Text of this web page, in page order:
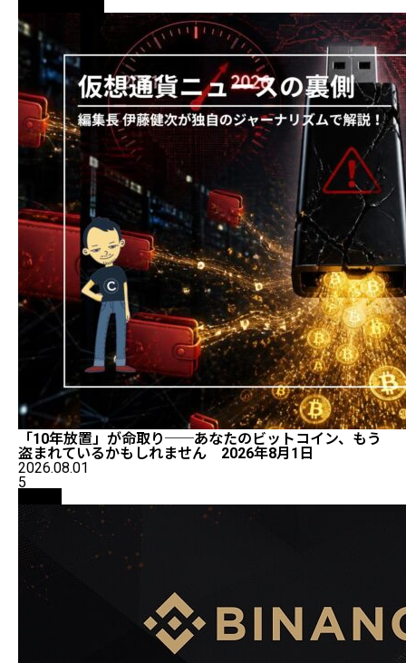
「10年放置」が命取り──あなたのビットコイン、もう
盗まれているかもしれません 2026年8月1日
2026.08.01
5